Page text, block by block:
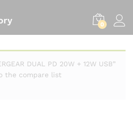
0
DUAL PD 20W + 12W USB”
the compare list